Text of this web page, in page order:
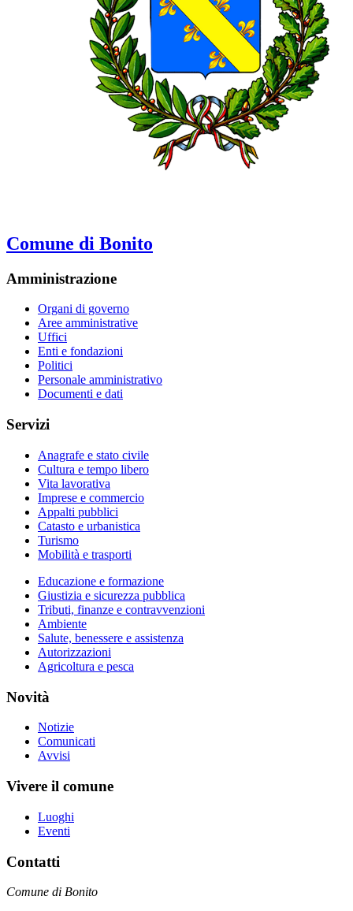
Comune di Bonito
Amministrazione
Organi di governo
Aree amministrative
Uffici
Enti e fondazioni
Politici
Personale amministrativo
Documenti e dati
Servizi
Anagrafe e stato civile
Cultura e tempo libero
Vita lavorativa
Imprese e commercio
Appalti pubblici
Catasto e urbanistica
Turismo
Mobilità e trasporti
Educazione e formazione
Giustizia e sicurezza pubblica
Tributi, finanze e contravvenzioni
Ambiente
Salute, benessere e assistenza
Autorizzazioni
Agricoltura e pesca
Novità
Notizie
Comunicati
Avvisi
Vivere il comune
Luoghi
Eventi
Contatti
Comune di Bonito